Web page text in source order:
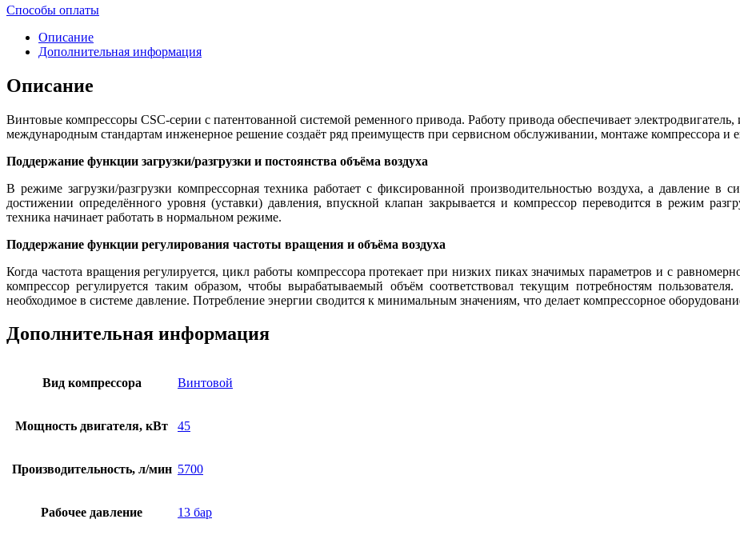
Способы оплаты
Описание
Дополнительная информация
Описание
Винтовые компрессоры CSC-серии с патентованной системой ременного привода. Работу привода обеспечивает
международным стандартам инженерное решение создаёт ряд преимуществ при сервисном обслуживании, монтаже компрессора и
Поддержание функции загрузки/разгрузки и постоянства объёма воздуха
В режиме загрузки/разгрузки компрессорная техника работает с фиксированной производительностью воздуха, а давление в
достижении определённого уровня (уставки) давления, впускной клапан закрывается и компрессор переводится в режим
техника начинает работать в нормальном режиме.
Поддержание функции регулирования частоты вращения и объёма воздуха
Когда частота вращения регулируется, цикл работы компрессора протекает при низких пиках значимых параметров и с
компрессор регулируется таким образом, чтобы вырабатываемый объём соответствовал текущим потребностям пользователя.
необходимое в системе давление. Потребление энергии сводится к минимальным значениям, что делает компрессорное
Дополнительная информация
Вид компрессора Винтовой
Мощность двигателя, кВт 45
Производительность, л/мин 5700
Рабочее давление 13 бар